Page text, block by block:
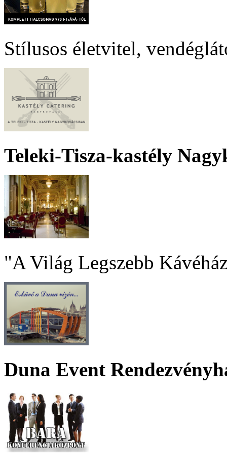
Stílusos életvitel,
Teleki-Tisza-kastély
"A Világ Legszebb
Duna Event